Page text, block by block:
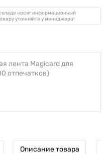
лента Magicard для
отпечатков)
носят информационный
товару уточняйте у менеджера!
Описание товара